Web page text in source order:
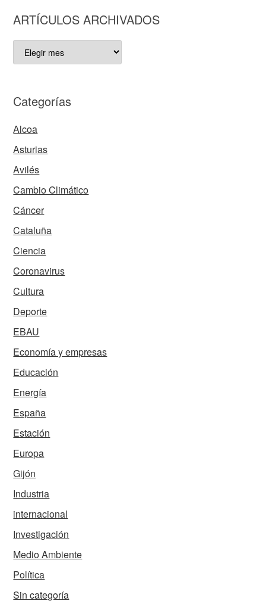
ARTÍCULOS ARCHIVADOS
ARTÍCULOS
ARCHIVADOS
Categorías
Alcoa
Asturias
Avilés
Cambio Climático
Cáncer
Cataluña
Ciencia
Coronavirus
Cultura
Deporte
EBAU
Economía y empresas
Educación
Energía
España
Estación
Europa
Gijón
Industria
internacional
Investigación
Medio Ambiente
Política
Sin categoría